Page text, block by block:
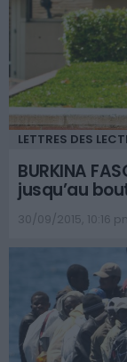
LETTRES DES
BURKINA
jusqu’au
30/09/2015, 10:16